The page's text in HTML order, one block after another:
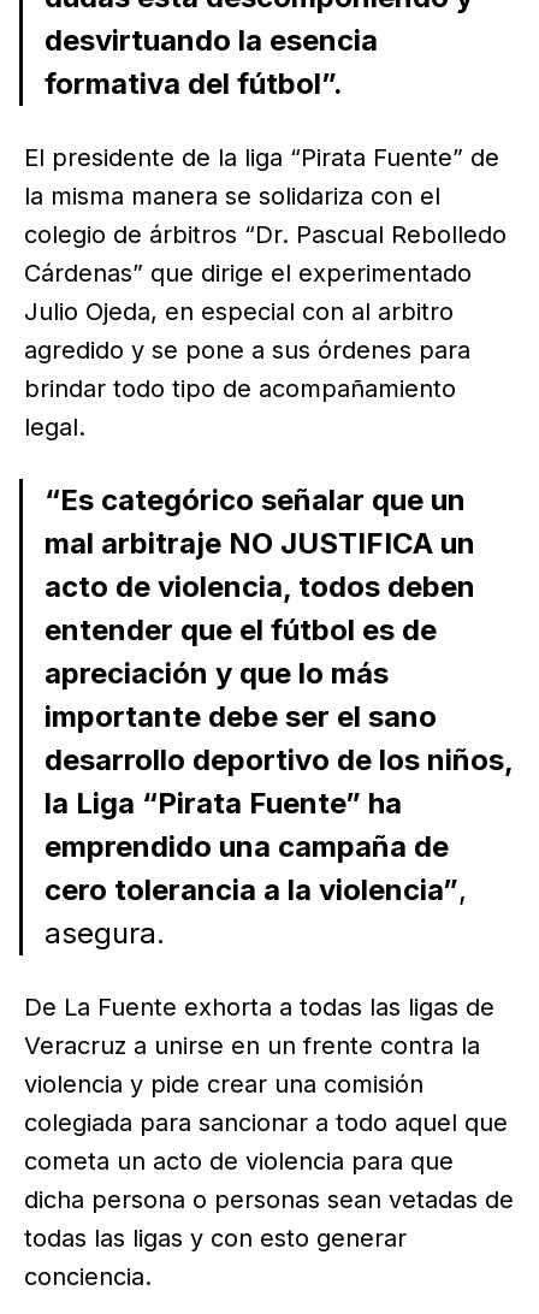
desvirtuando la esencia
formativa del fútbol”.
El presidente de la liga “Pirata Fuente” de
la misma manera se solidariza con el
colegio de árbitros “Dr. Pascual Rebolledo
Cárdenas” que dirige el experimentado
Julio Ojeda, en especial con al arbitro
agredido y se pone a sus órdenes para
brindar todo tipo de acompañamiento
legal.
“Es categórico señalar que un
mal arbitraje NO JUSTIFICA un
acto de violencia, todos deben
entender que el fútbol es de
apreciación y que lo más
importante debe ser el sano
desarrollo deportivo de los niños,
la Liga “Pirata Fuente” ha
emprendido una campaña de
cero tolerancia a la violencia”,
asegura.
De La Fuente exhorta a todas las ligas de
Veracruz a unirse en un frente contra la
violencia y pide crear una comisión
colegiada para sancionar a todo aquel que
cometa un acto de violencia para que
dicha persona o personas sean vetadas de
todas las ligas y con esto generar
conciencia.